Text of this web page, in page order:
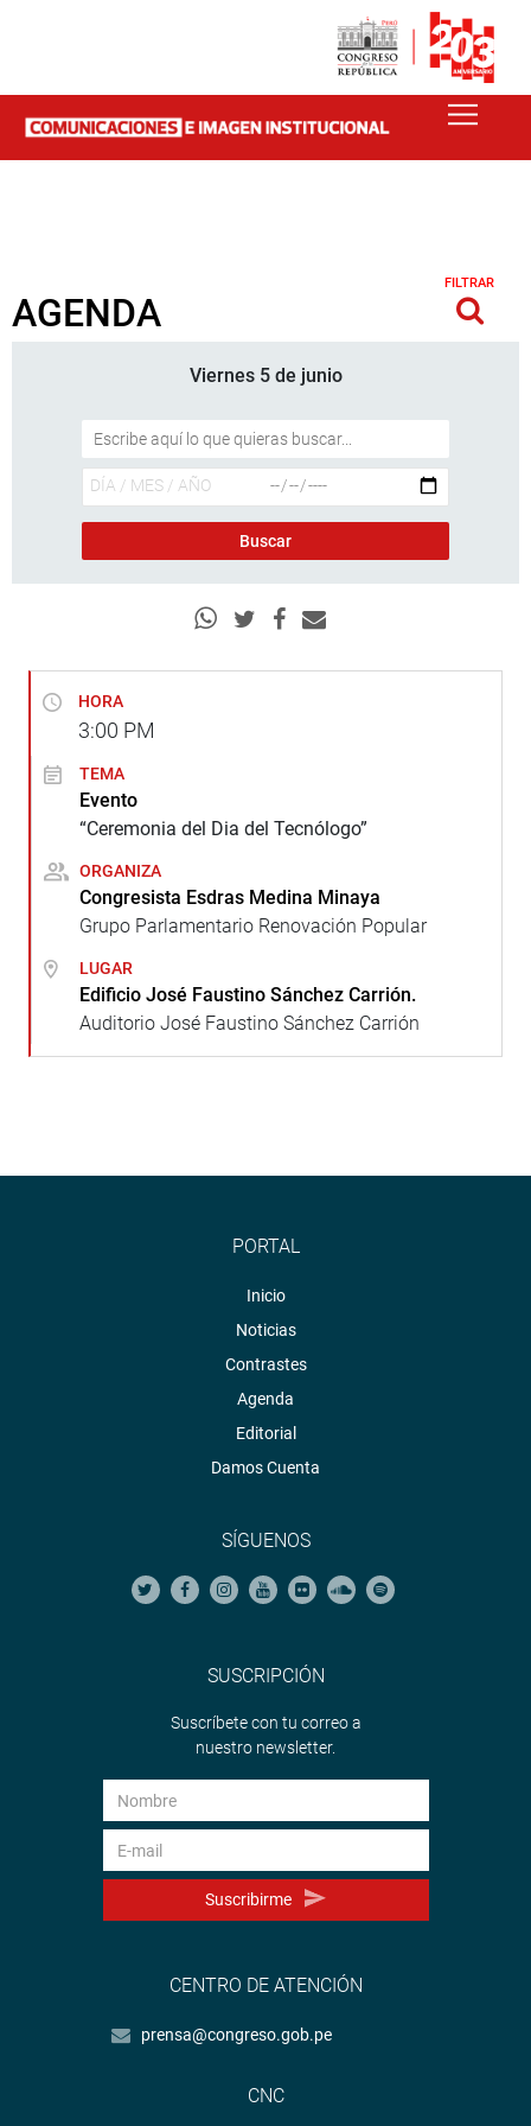
AGENDA
FILTRAR
Viernes 5 de junio
HORA
3:00 PM
TEMA
Evento
“Ceremonia del Dia del Tecnólogo”
ORGANIZA
Congresista Esdras Medina Minaya
Grupo Parlamentario Renovación Popular
LUGAR
Edificio José Faustino Sánchez Carrión.
Auditorio José Faustino Sánchez Carrión
PORTAL
Inicio
Noticias
Contrastes
Agenda
Editorial
Damos Cuenta
SÍGUENOS
SUSCRIPCIÓN
Suscríbete con tu correo a
nuestro newsletter.
Suscribirme
CENTRO DE ATENCIÓN
prensa@congreso.gob.pe
CNC